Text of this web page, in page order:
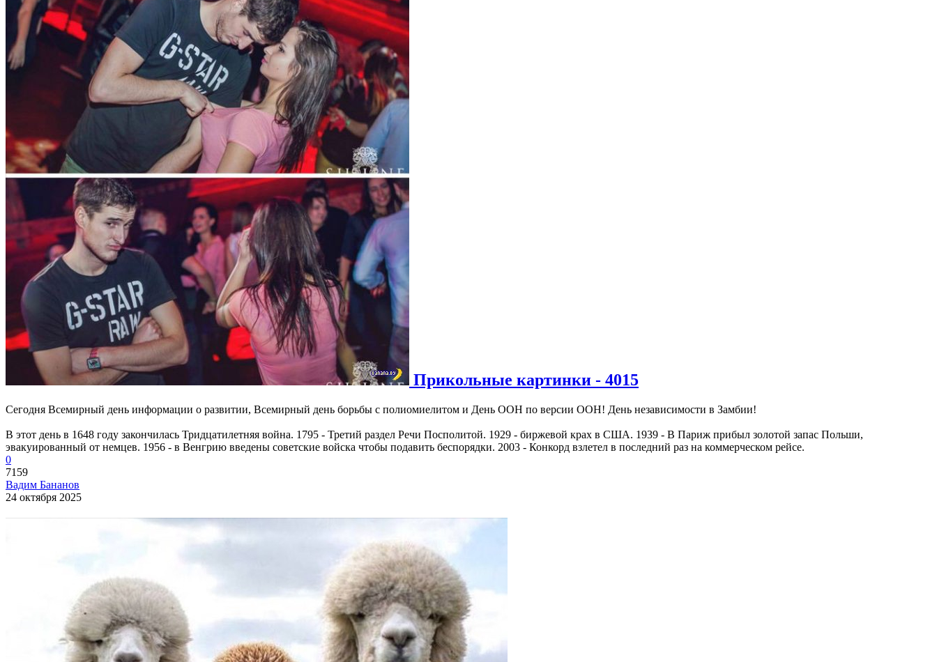
Прикольные картинки - 4015
Сегодня Всемирный день информации о развитии, Всемирный день борьбы с полиомиелитом и День ООН по версии ООН! День независимости в Замбии!
В этот день в 1648 году закончилась Тридцатилетняя война. 1795 - Третий раздел Речи Посполитой. 1929 - биржевой крах в США. 1939 - В Париж прибыл золотой запас Польши,
эвакуированный от немцев. 1956 - в Венгрию введены советские войска чтобы подавить беспорядки. 2003 - Конкорд взлетел в последний раз на коммерческом рейсе.
0
7159
Вадим Бананов
24 октября 2025